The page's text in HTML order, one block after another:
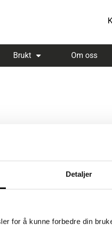
Detaljer
for å kunne forbedre din
Brukt Om oss